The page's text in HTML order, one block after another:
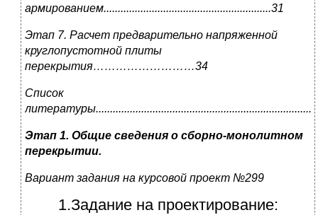
армированием...........................................................31
Этап 7. Расчет предварительно напряженной
круглопустотной плиты
перекрытия………………………34
Список
Этап 1. Общие сведения о сборно-монолитном
перекрытии.
Вариант задания на курсовой проект №299
1.Задание на проектирование: